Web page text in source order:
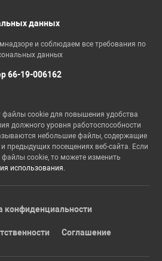
данных
и соблюдаем все требования по
данных
66-19-006162
файлы cookie для повышения удобства
должного уровня работоспособности
небольшие файлы, содержащие
предыдущих посещениях веб-сайта. Если
файлы cookie, то можете изменить
использования.
конфиденциальности
Соглашение